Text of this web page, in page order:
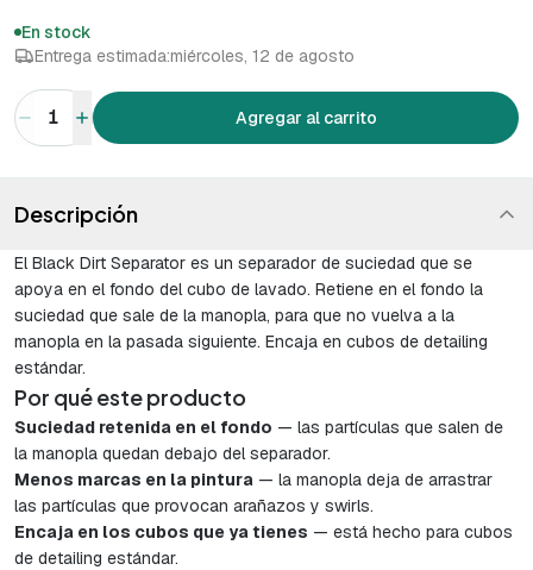
En stock
Entrega estimada:miércoles, 12 de agosto
1 Agregar al carrito
Descripción
El Black Dirt Separator es un separador de suciedad que se
apoya en el fondo del cubo de lavado. Retiene en el fondo la
suciedad que sale de la manopla, para que no vuelva a la
manopla en la pasada siguiente. Encaja en cubos de detailing
estándar.
Por qué este producto
Suciedad retenida en el fondo — las partículas que salen de
la manopla quedan debajo del separador.
Menos marcas en la pintura — la manopla deja de arrastrar
las partículas que provocan arañazos y swirls.
Encaja en los cubos que ya tienes — está hecho para cubos
de detailing estándar.